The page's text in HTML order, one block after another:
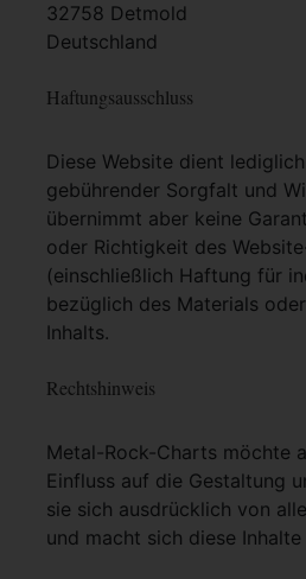
32758 Detmold
Deutschland
Haftungsausschluss
Diese Website dient
gebührender Sorgfalt und
übernimmt aber keine
oder Richtigkeit des
(einschließlich Haftung für
bezüglich des Materials
Inhalts.
Rechtshinweis
Metal-Rock-Charts möchte
Einfluss auf die Gestaltung
sie sich ausdrücklich von
und macht sich diese